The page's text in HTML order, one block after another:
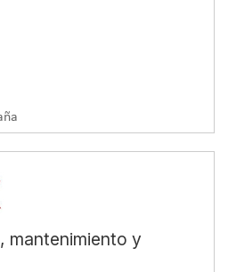
mantenimiento y